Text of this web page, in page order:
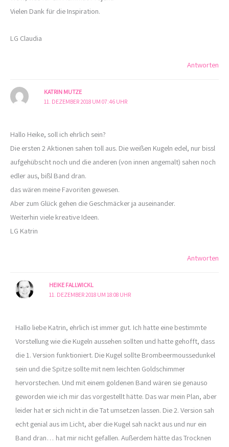
Vielen Dank für die Inspiration.
LG Claudia
Antworten
KATRIN MUTZE
11. DEZEMBER 2018 UM 07:46 UHR
Hallo Heike, soll ich ehrlich sein?
Die ersten 2 Aktionen sahen toll aus. Die weißen Kugeln edel, nur bissl
aufgehübscht noch und die anderen (von innen angemalt) sahen noch
edler aus, bißl Band dran.
das wären meine Favoriten gewesen.
Aber zum Glück gehen die Geschmäcker ja auseinander.
Weiterhin viele kreative Ideen.
LG Katrin
Antworten
HEIKE FALLWICKL
11. DEZEMBER 2018 UM 18:08 UHR
Hallo liebe Katrin, ehrlich ist immer gut. Ich hatte eine bestimmte
Vorstellung wie die Kugeln aussehen sollten und hatte gehofft, dass
die 1. Version funktioniert. Die Kugel sollte Brombeermoussedunkel
sein und die Spitze sollte mit nem leichten Goldschimmer
hervorstechen. Und mit einem goldenen Band wären sie genauso
geworden wie ich mir das vorgestellt hätte. Das war mein Plan, aber
leider hat er sich nicht in die Tat umsetzen lassen. Die 2. Version sah
echt genial aus im Licht, aber die Kugel sah nackt aus und nur ein
Band dran… hat mir nicht gefallen. Außerdem hätte das Trocknen